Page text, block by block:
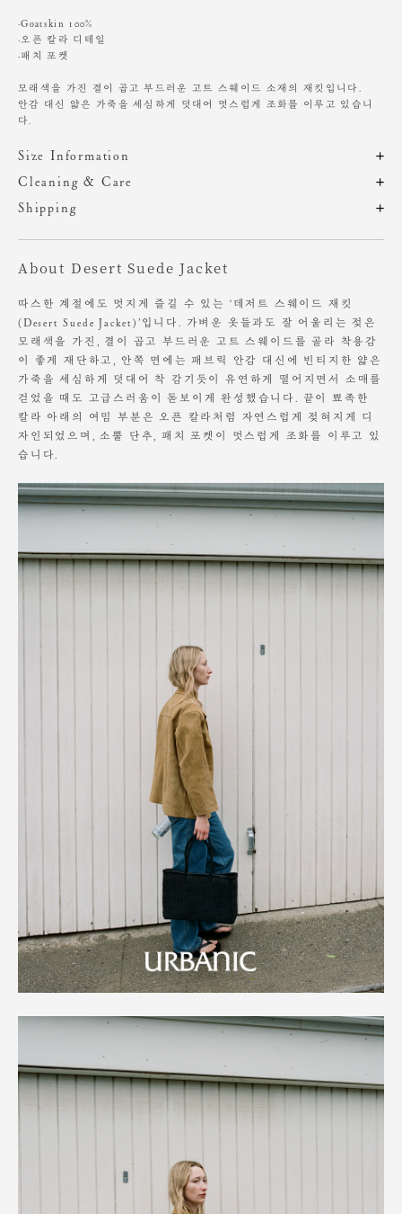
·Goatskin 100%
·오픈 칼라 디테일
·패치 포켓
모래색을 가진 결이 곱고 부드러운 고트 스웨이드 소재의 재킷입니다.
안감 대신 얇은 가죽을 세심하게 덧대어 멋스럽게 조화를 이루고 있습니
다.
Size Information
제품의 일정 수량을 측정한 평균치수로 재는 방법과 위치에 따라 1~3cm
편차가 있을 수 있습니다. (치수단위 : cm)
OS 67 48 53
Heights 167cm / Waist 23" Slim 55 size.
Cleaning & Care
착용 환경에 따라 가죽의 물 빠짐, 묻어남, 이염 등이 발생될 수 있습니다.
어두운 계열의 의류, 습한 날씨 착용 시 주의해주세요.
최소한의 가공으로 바깥면 스웨이드와 안쪽면 가죽에
착용할수록 태닝이 되고, 이염이 생길 수도 있습니다.
위 사항은 자연스러운 현상으로 불량의 사유가 되지 않습니다.
세탁이 불가한 제품입니다.
천연가죽 제품의 특성상, 물이나 습기에 취약하며
맞을 시 잘 털어서 습기를 뺀 다음 마른 헝겊으로 닦아내고 그늘에 말려주
세요.
표면에 오염이 생긴 경우 기본적으로 다시 회복이 불가능합니다.
불가피하게 클리닝이 필요한 경우 전문 세탁 업체와
충분한 상담을 통해 진행 부탁드립니다.
Shipping
About Desert Suede Jacket
따스한 계절에도 멋지게 즐길 수 있는 ‘데저트 스웨이드 재킷
(Desert Suede Jacket)’입니다. 가벼운 옷들과도 잘 어울리는 젖은
모래색을 가진, 결이 곱고 부드러운 고트 스웨이드를 골라 착용감
이 좋게 재단하고, 안쪽 면에는 패브릭 안감 대신에 빈티지한 얇은
가죽을 세심하게 덧대어 착 감기듯이 유연하게 떨어지면서 소매를
걷었을 때도 고급스러움이 돋보이게 완성했습니다. 끝이 뾰족한
칼라 아래의 여밈 부분은 오픈 칼라처럼 자연스럽게 젖혀지게 디
자인되었으며, 소뿔 단추, 패치 포켓이 멋스럽게 조화를 이루고 있
습니다.